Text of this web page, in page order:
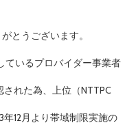
とうございます。
ているプロバイダー事業者
れた為、上位（NTTPC
12月より帯域制限実施の